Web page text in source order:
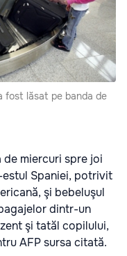
fost lăsat pe banda de
miercuri spre joi
Spaniei, potrivit
şi bebeluşul
dintr-un
şi tatăl copilului,
AFP sursa citată.